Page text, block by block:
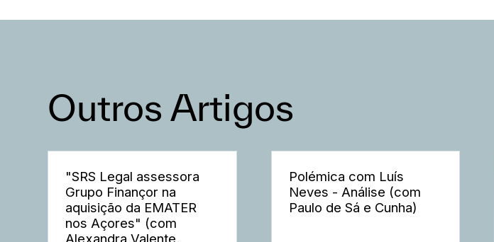
Outros Artigos
"SRS Legal assessora
Grupo Finançor na
aquisição da EMATER
nos Açores" (com
Alexandra Valente,
Polémica com Luís
Neves - Análise (com
Paulo de Sá e Cunha)